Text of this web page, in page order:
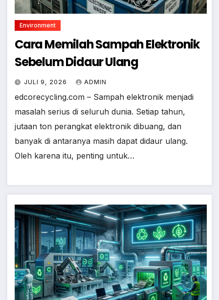
Environment
Cara Memilah Sampah Elektronik
Sebelum Didaur Ulang
JULI 9, 2026 ADMIN
edcorecycling.com – Sampah elektronik menjadi
masalah serius di seluruh dunia. Setiap tahun,
jutaan ton perangkat elektronik dibuang, dan
banyak di antaranya masih dapat didaur ulang.
Oleh karena itu, penting untuk…